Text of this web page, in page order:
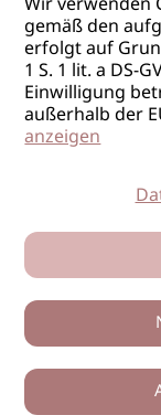
gemäß den
erfolgt auf
1 S. 1 lit. a DS-
Einwilligung
außerhalb der
anzeigen